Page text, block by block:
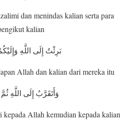
dan menindas kalian serta para
kalian
بَرِئْتُ إِلَى اللَّهِ
Allah dan kalian dari mereka itu
وَأَتَقَرَّبُ إِلَى اللَّهِ ثُمَّ
Allah kemudian kepada kalian